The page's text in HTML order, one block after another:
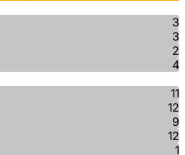
3
3
2
4
11
12
9
12
1